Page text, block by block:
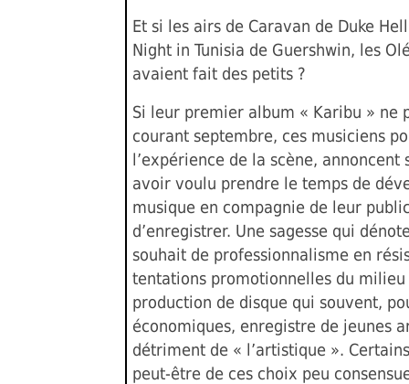
Et si les airs de Caravan de Duke
Night in Tunisia de Guershwin, les
avaient fait des petits ?
Si leur premier album « Karibu » ne
courant septembre, ces musiciens
l’expérience de la scène, annoncent
avoir voulu prendre le temps de
musique en compagnie de leur
d’enregistrer. Une sagesse qui
souhait de professionnalisme en
tentations promotionnelles du milieu
production de disque qui souvent,
économiques, enregistre de jeunes
détriment de « l’artistique ».
peut-être de ces choix peu